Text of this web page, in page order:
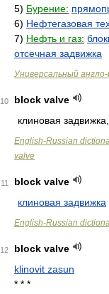
5) Бурение:
6) Нефтегазовая
7) Нефть и газ:
отсечная задвижка
Универсальный англо-
10
block valve
клиновая
English-Russian
valve
11
block valve
клиновая задвижка
English-Russian
12
block valve
klinovit zasun
* * *